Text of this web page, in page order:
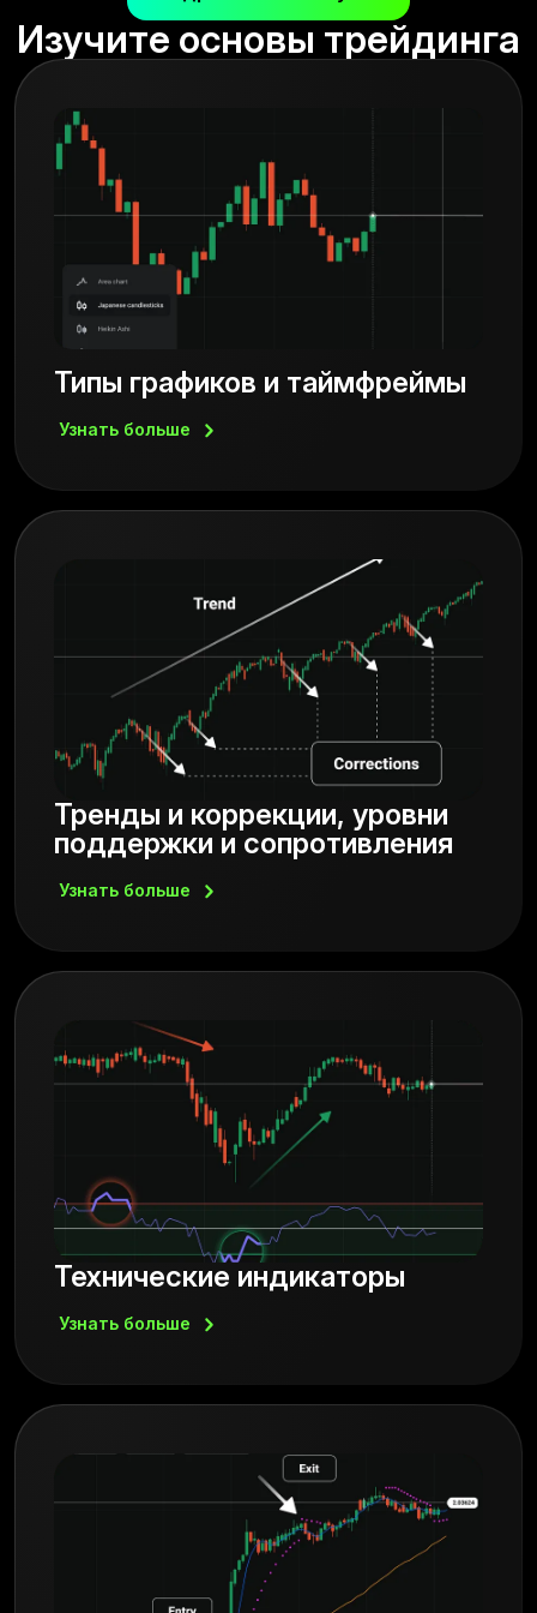
Изучите основы трейдинга
Типы графиков и таймфреймы
Узнать больше
Тренды и коррекции, уровни
поддержки и сопротивления
Узнать больше
Технические индикаторы
Узнать больше